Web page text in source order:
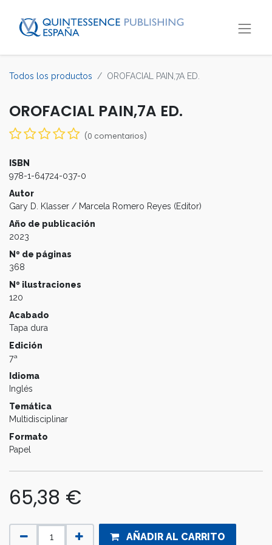
Todos los productos OROFACIAL PAIN,7A ED.
OROFACIAL PAIN,7A ED.
(0 comentarios)
ISBN
978-1-64724-037-0
Autor
Gary D. Klasser / Marcela Romero Reyes (Editor)
Año de publicación
2023
Nº de páginas
368
Nº ilustraciones
120
Acabado
Tapa dura
Edición
7ª
Idioma
Inglés
Temática
Multidisciplinar
Formato
Papel
65,38 €
AÑADIR AL CARRITO